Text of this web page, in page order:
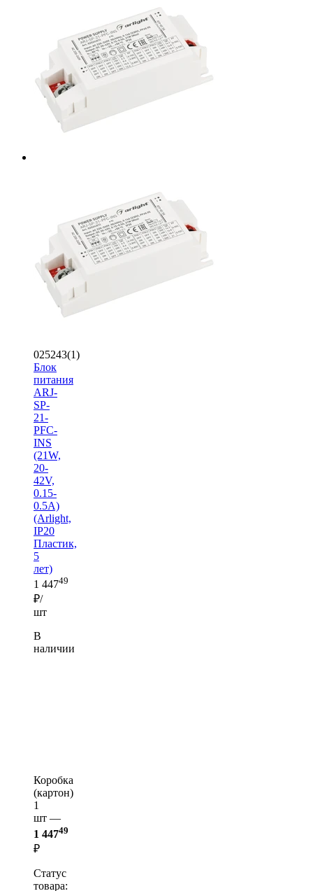
025243(1)
Блок
питания
ARJ-
SP-
21-
PFC-
INS
(21W,
20-
42V,
0.15-
0.5A)
(Arlight,
IP20
Пластик,
5
лет)
1 44749
₽/
шт
В
наличии
Коробка
(картон)
1
шт —
1 44749
₽
Статус
товара: